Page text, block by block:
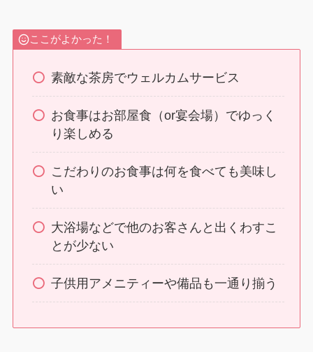
ここがよかった！
素敵な茶房でウェルカムサービス
お食事はお部屋食（or宴会場）でゆっく
り楽しめる
こだわりのお食事は何を食べても美味し
い
大浴場などで他のお客さんと出くわすこ
とが少ない
子供用アメニティーや備品も一通り揃う